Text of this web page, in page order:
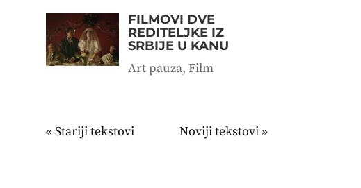
FILMOVI DVE
REDITELJKE IZ
SRBIJE U KANU
Art pauza, Film
« Stariji unosi Sledeći unosi »